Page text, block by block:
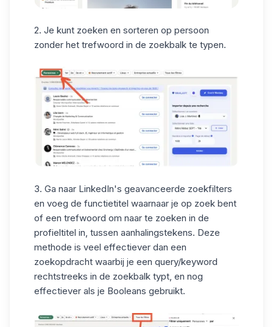
2. Je kunt zoeken en sorteren op persoon
zonder het trefwoord in de zoekbalk te typen.
3. Ga naar LinkedIn's geavanceerde zoekfilters
en voeg de functietitel waarnaar je op zoek bent
of een trefwoord om naar te zoeken in de
profieltitel in, tussen aanhalingstekens. Deze
methode is veel effectiever dan een
zoekopdracht waarbij je een query/keyword
rechtstreeks in de zoekbalk typt, en nog
effectiever als je Booleans gebruikt.